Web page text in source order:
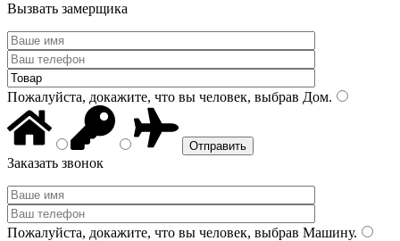
Вызвать замерщика
Пожалуйста, докажите, что вы человек, выбрав Дом.
Заказать звонок
Пожалуйста, докажите, что вы человек, выбрав Машину.